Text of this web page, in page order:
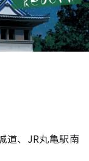
道、JR丸亀駅南